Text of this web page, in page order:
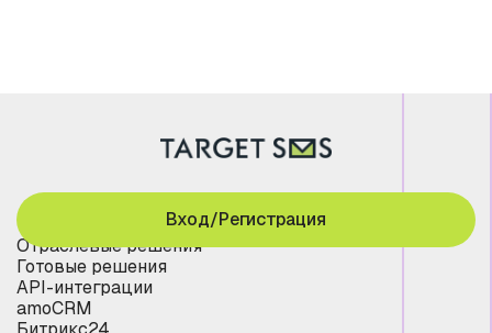
Отраслевые решения
Готовые решения
API-интеграции
amoCRM
Вход/Регистрация